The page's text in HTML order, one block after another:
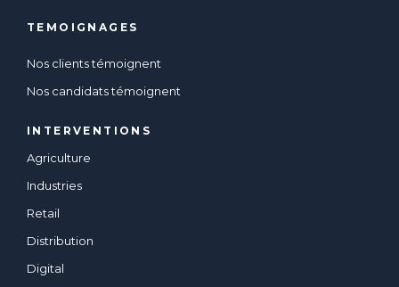
TEMOIGNAGES
Nos clients témoignent
Nos candidats témoignent
INTERVENTIONS
Agriculture
Industries
Retail
Distribution
Digital